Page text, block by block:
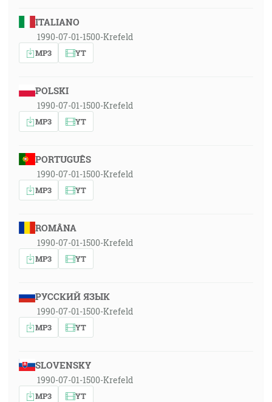
ITALIANO
1990-07-01-1500-Krefeld
MP3 YT
POLSKI
1990-07-01-1500-Krefeld
MP3 YT
PORTUGUÊS
1990-07-01-1500-Krefeld
MP3 YT
ROMÂNA
1990-07-01-1500-Krefeld
MP3 YT
РУССКИЙ ЯЗЫК
1990-07-01-1500-Krefeld
MP3 YT
SLOVENSKY
1990-07-01-1500-Krefeld
MP3 YT